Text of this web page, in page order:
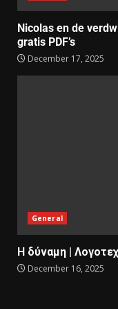
Nicolas en de
gratis PDF’s
December 17, 2025
General
Η δύναμη |
December 16, 2025